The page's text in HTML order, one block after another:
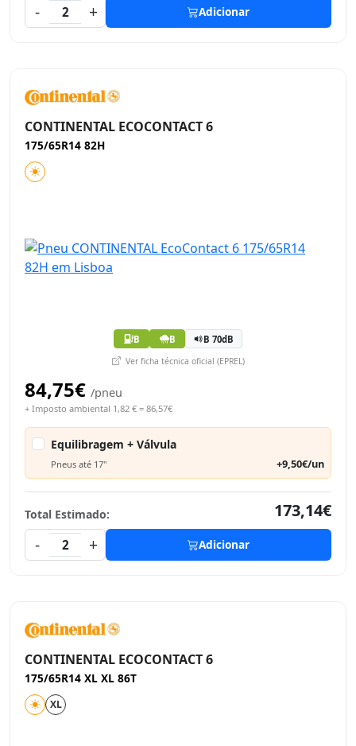
-
2 + Adicionar
CONTINENTAL ECOCONTACT 6
175/65R14 82H
B B B 70dB
Ver ficha técnica oficial (EPREL)
84,75€ /pneu
+ Imposto ambiental 1,82 € = 86,57€
Equilibragem + Válvula
Pneus até 17" +9,50€/un
Total Estimado:
173,14€
-
2 + Adicionar
CONTINENTAL ECOCONTACT 6
175/65R14 XL XL 86T
XL